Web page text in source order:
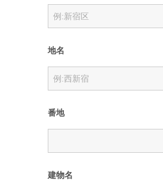
地名
番地
建物名